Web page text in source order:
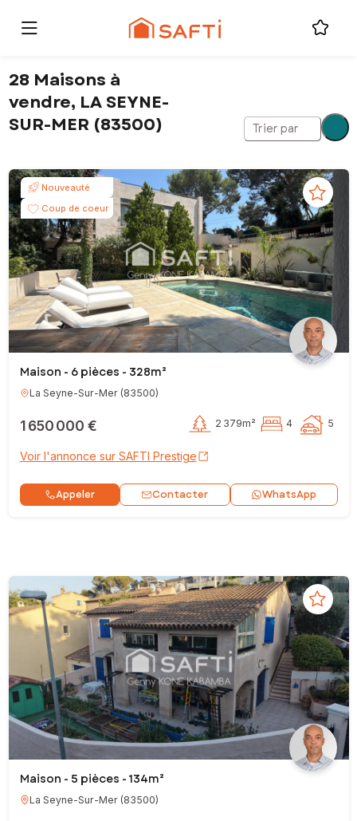
28 Maisons à
vendre, LA SEYNE-
SUR-MER (83500)
Trier par
Nouveauté
Coup de coeur
Maison - 6 pièces - 328m²
La Seyne-Sur-Mer(83500)
1 650 000 € 2 379m² 4 5
Voir l'annonce sur SAFTI Prestige
Appeler Contacter WhatsApp
Maison - 5 pièces - 134m²
La Seyne-Sur-Mer(83500)